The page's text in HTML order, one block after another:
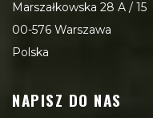
Marszałkowska 28 A / 15
00-576 Warszawa
Polska
NAPISZ DO NAS